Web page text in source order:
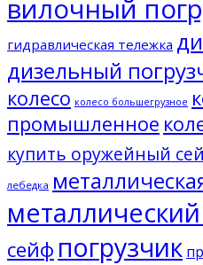
вилочный
гидравлическая тележка
дизельный
колесо колесо большегрузное
промышленное
купить оружейный
лебедка
сейф погрузчик